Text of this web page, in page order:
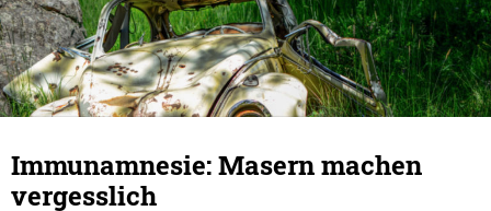
Immunamnesie: Masern machen
vergesslich